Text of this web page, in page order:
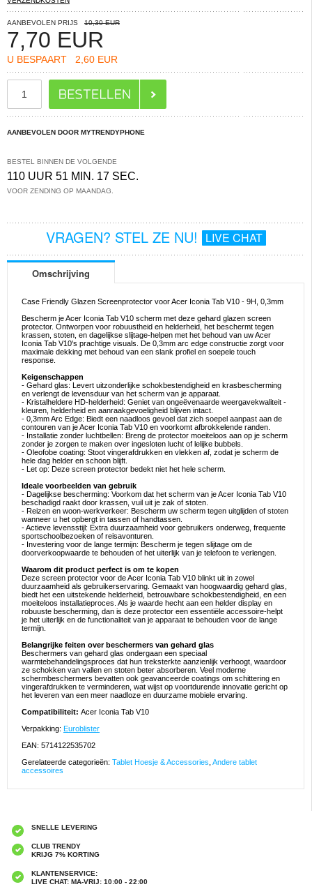
AANBEVOLEN PRIJS 10,30 EUR
7,70 EUR
U BESPAART 2,60 EUR
AANBEVOLEN DOOR MYTRENDYPHONE
BESTEL BINNEN DE VOLGENDE
110 UUR 51 MIN. 17 SEC.
VOOR ZENDING OP MAANDAG.
VRAGEN? STEL ZE NU! LIVE CHAT
Omschrijving
Case Friendly Glazen Screenprotector voor Acer Iconia Tab V10 - 9H, 0,3mm
Bescherm je Acer Iconia Tab V10 scherm met deze gehard glazen screen
protector. Ontworpen voor robuustheid en helderheid, het beschermt tegen
krassen, stoten, en dagelijkse slijtage-helpen met het behoud van uw Acer
Iconia Tab V10's prachtige visuals. De 0,3mm arc edge constructie zorgt voor
maximale dekking met behoud van een slank profiel en soepele touch
response.
Keigenschappen
- Gehard glas: Levert uitzonderlijke schokbestendigheid en krasbescherming
en verlengt de levensduur van het scherm van je apparaat.
- Kristalheldere HD-helderheid: Geniet van ongeëvenaarde weergavekwaliteit -
kleuren, helderheid en aanraakgevoeligheid blijven intact.
- 0,3mm Arc Edge: Biedt een naadloos gevoel dat zich soepel aanpast aan de
contouren van je Acer Iconia Tab V10 en voorkomt afbrokkelende randen.
- Installatie zonder luchtbellen: Breng de protector moeiteloos aan op je scherm
zonder je zorgen te maken over ingesloten lucht of lelijke bubbels.
- Oleofobe coating: Stoot vingerafdrukken en vlekken af, zodat je scherm de
hele dag helder en schoon blijft.
- Let op: Deze screen protector bedekt niet het hele scherm.
Ideale voorbeelden van gebruik
- Dagelijkse bescherming: Voorkom dat het scherm van je Acer Iconia Tab V10
beschadigd raakt door krassen, vuil uit je zak of stoten.
- Reizen en woon-werkverkeer: Bescherm uw scherm tegen uitglijden of stoten
wanneer u het opbergt in tassen of handtassen.
- Actieve levensstijl: Extra duurzaamheid voor gebruikers onderweg, frequente
sportschoolbezoeken of reisavonturen.
- Investering voor de lange termijn: Bescherm je tegen slijtage om de
doorverkoopwaarde te behouden of het uiterlijk van je telefoon te verlengen.
Waarom dit product perfect is om te kopen
Deze screen protector voor de Acer Iconia Tab V10 blinkt uit in zowel
duurzaamheid als gebruikerservaring. Gemaakt van hoogwaardig gehard glas,
biedt het een uitstekende helderheid, betrouwbare schokbestendigheid, en een
moeiteloos installatieproces. Als je waarde hecht aan een helder display en
robuuste bescherming, dan is deze protector een essentiële accessoire-helpt
je het uiterlijk en de functionaliteit van je apparaat te behouden voor de lange
termijn.
Belangrijke feiten over beschermers van gehard glas
Beschermers van gehard glas ondergaan een speciaal
warmtebehandelingsproces dat hun treksterkte aanzienlijk verhoogt, waardoor
ze schokken van vallen en stoten beter absorberen. Veel moderne
schermbeschermers bevatten ook geavanceerde coatings om schittering en
vingerafdrukken te verminderen, wat wijst op voortdurende innovatie gericht op
het leveren van een meer naadloze en duurzame mobiele ervaring.
Compatibiliteit: Acer Iconia Tab V10
Verpakking: Euroblister
EAN: 5714122535702
Gerelateerde categorieën: Tablet Hoesje & Accessories Andere tablet
accessoires
SNELLE LEVERING
CLUB TRENDY
KRIJG 7% KORTING
KLANTENSERVICE:
LIVE CHAT: MA-VRIJ: 10:00 - 22:00